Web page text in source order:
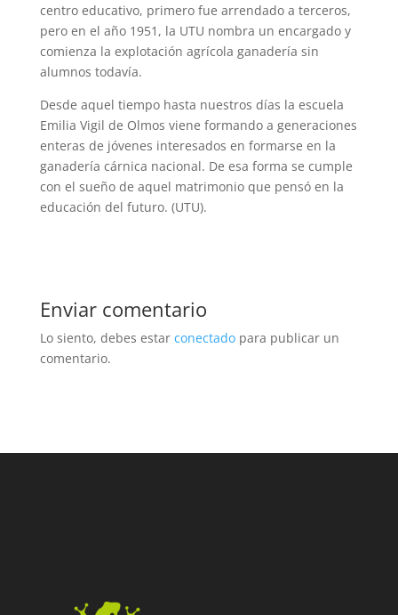
centro educativo, primero fue arrendado a terceros,
pero en el año 1951, la UTU nombra un encargado y
comienza la explotación agrícola ganadería sin
alumnos todavía.
Desde aquel tiempo hasta nuestros días la escuela
Emilia Vigil de Olmos viene formando a generaciones
enteras de jóvenes interesados en formarse en la
ganadería cárnica nacional. De esa forma se cumple
con el sueño de aquel matrimonio que pensó en la
educación del futuro. (UTU).
Enviar comentario
Lo siento, debes estar conectadopara publicar un
comentario.